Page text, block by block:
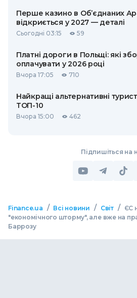
Перше казино в Об’єднаних
відкриється у 2027 — деталі
Сьогодні 03:15 59
Платні дороги в Польщі: які
оплачувати у 2026 році
Вчора 17:05 710
Найкращі альтернативні
ТОП-10
Вчора 15:00 462
Підпишіться на
Finance.ua / Всі новини / Світ /
ЄС
"економічного шторму", але вже на
Баррозу